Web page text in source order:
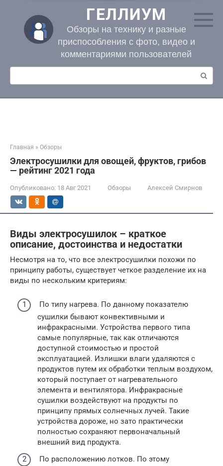
контенту
ГЕЛЛИУМ
Обзоры на технику и разные
приспособления с фото, видео и
комментариями пользователей
Поиск:
Главная » Обзоры
Электросушилки для овощей, фруктов, грибов
— рейтинг 2021 года
Опубликовано: 18 Авг 2021 Обзоры Алексей Смирнов
Виды электросушилок – краткое
описание, достоинства и недостатки
Несмотря на то, что все электросушилки похожи по
принципу работы, существует четкое разделение их на
виды по нескольким критериям:
По типу нагрева. По данному показателю
сушилки бывают конвективными и
инфракрасными. Устройства первого типа
самые популярные, так как отличаются
доступной стоимостью и простой
эксплуатацией. Излишки влаги удаляются с
продуктов путем их обработки теплым воздухом,
который поступает от нагревательного
элемента и вентилятора. Инфракрасные
сушилки воздействуют на продукты по
принципу прямых солнечных лучей. Такие
устройства дороже, но зато практически
полностью сохраняют первоначальный
внешний вид продукта.
По расположению лотков. По этому